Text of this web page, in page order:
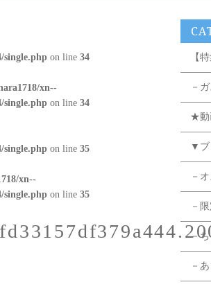
single.php on line34
xn--
single.php on line34
single.php on line35
xn--
single.php on line35
【
－
★動
▼ブ
－
－
－ち
－